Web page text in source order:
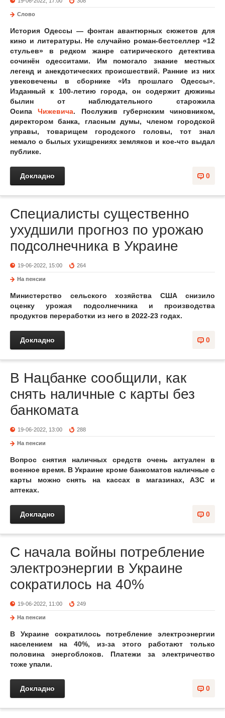
Слово
История Одессы — фонтан авантюрных сюжетов для
кино и литературы. Не случайно роман-бестселлер «12
стульев» в редком жанре сатирического детектива
сочинён одесситами. Им помогало знание местных
легенд и анекдотических происшествий. Ранние из них
увековечены в сборнике «Из прошлаго Одессы».
Изданный к 100-летию города, он содержит дюжины
былин от наблюдательного старожила
ОсипаЧижевича. Послужив губернским чиновником,
директором банка, гласным думы, членом городской
управы, товарищем городского головы, тот знал
немало о былых ухищрениях земляков и кое-что выдал
публике.
0
Докладно
Специалисты существенно
ухудшили прогноз по урожаю
подсолнечника в Украине
19-06-2022, 15:00 264
На пенсии
Министерство сельского хозяйства США снизило
оценку урожая подсолнечника и производства
продуктов переработки из него в 2022-23 годах.
0
Докладно
В Нацбанке сообщили, как
снять наличные с карты без
банкомата
19-06-2022, 13:00 288
На пенсии
Вопрос снятия наличных средств очень актуален в
военное время. В Украине кроме банкоматов наличные с
карты можно снять на кассах в магазинах, АЗС и
аптеках.
0
Докладно
С начала войны потребление
электроэнергии в Украине
сократилось на 40%
19-06-2022, 11:00 249
На пенсии
В Украине сократилось потребление электроэнергии
населением на 40%, из-за этого работают только
половина энергоблоков. Платежи за электричество
тоже упали.
0
Докладно